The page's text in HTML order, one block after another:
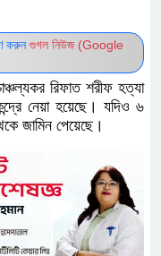
করুনগুগল নিউজ (Google
রিফাত শরীফ হত্যা
নেয়া হয়েছে। যদিও ৬
জামিন পেয়েছে।